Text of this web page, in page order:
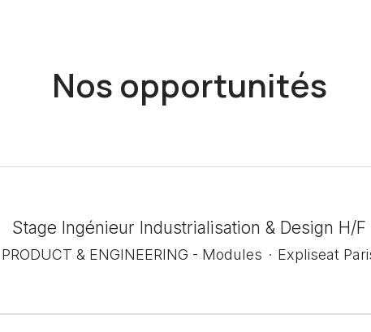
Nos opportunités
Stage Ingénieur Industrialisation & Design H/F
PRODUCT & ENGINEERING - Modules · Expliseat